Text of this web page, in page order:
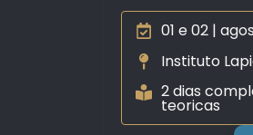
01 e 02 |
Instituto
2 dias
teoricas